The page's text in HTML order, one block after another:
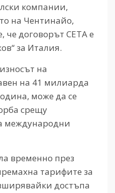
компании,
на Чентинайо,
че договорът CETA е
за Италия.
на
на 41 милиарда
може да се
срещу
международни
временно през
тарифите за
достъпа